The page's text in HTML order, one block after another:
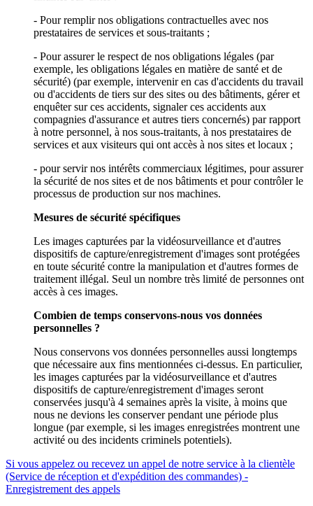
- Pour remplir nos obligations contractuelles avec nos
prestataires de services et sous-traitants ;
- Pour assurer le respect de nos obligations légales (par
exemple, les obligations légales en matière de santé et de
sécurité) (par exemple, intervenir en cas d'accidents du travail
ou d'accidents de tiers sur des sites ou des bâtiments, gérer et
enquêter sur ces accidents, signaler ces accidents aux
compagnies d'assurance et autres tiers concernés) par rapport
à notre personnel, à nos sous-traitants, à nos prestataires de
services et aux visiteurs qui ont accès à nos sites et locaux ;
- pour servir nos intérêts commerciaux légitimes, pour assurer
la sécurité de nos sites et de nos bâtiments et pour contrôler le
processus de production sur nos machines.
Mesures de sécurité spécifiques
Les images capturées par la vidéosurveillance et d'autres
dispositifs de capture/enregistrement d'images sont protégées
en toute sécurité contre la manipulation et d'autres formes de
traitement illégal. Seul un nombre très limité de personnes ont
accès à ces images.
Combien de temps conservons-nous vos données
personnelles ?
Nous conservons vos données personnelles aussi longtemps
que nécessaire aux fins mentionnées ci-dessus. En particulier,
les images capturées par la vidéosurveillance et d'autres
dispositifs de capture/enregistrement d'images seront
conservées jusqu'à 4 semaines après la visite, à moins que
nous ne devions les conserver pendant une période plus
longue (par exemple, si les images enregistrées montrent une
activité ou des incidents criminels potentiels).
Si vous appelez ou recevez un appel de notre service à la clientèle
(Service de réception et d'expédition des commandes) -
Enregistrement des appels